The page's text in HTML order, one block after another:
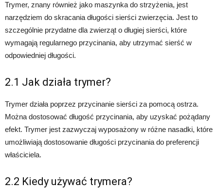
Trymer, znany również jako maszynka do strzyżenia, jest
narzędziem do skracania długości sierści zwierzęcia. Jest to
szczególnie przydatne dla zwierząt o długiej sierści, które
wymagają regularnego przycinania, aby utrzymać sierść w
odpowiedniej długości.
2.1 Jak działa trymer?
Trymer działa poprzez przycinanie sierści za pomocą ostrza.
Można dostosować długość przycinania, aby uzyskać pożądany
efekt. Trymer jest zazwyczaj wyposażony w różne nasadki, które
umożliwiają dostosowanie długości przycinania do preferencji
właściciela.
2.2 Kiedy używać trymera?